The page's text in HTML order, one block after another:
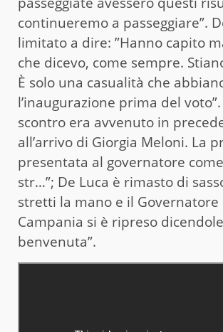
continueremo a passeggiare”.
limitato a dire: ”Hanno capito
che dicevo, come sempre.
È solo una casualità che
l’inaugurazione prima del
scontro era avvenuto in
all’arrivo di Giorgia Meloni. La
presentata al governatore
str…”; De Luca è rimasto di
stretti la mano e il Governatore
Campania si è ripreso
benvenuta”.